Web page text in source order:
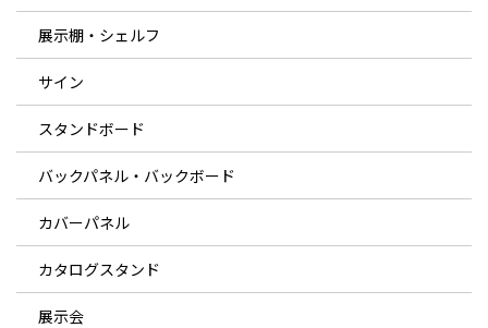
展示棚・シェルフ
サイン
スタンドボード
バックパネル・バックボード
カバーパネル
カタログスタンド
展示会